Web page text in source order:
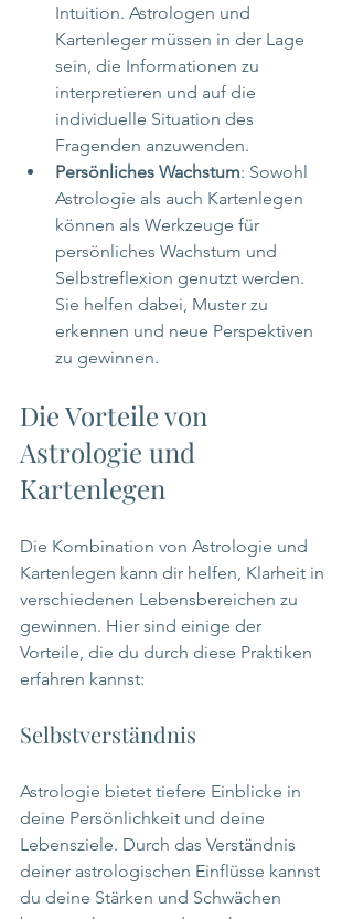
Intuition. Astrologen und
Kartenleger müssen in der Lage
sein, die Informationen zu
interpretieren und auf die
individuelle Situation des
Fragenden anzuwenden.
Persönliches Wachstum: Sowohl
Astrologie als auch Kartenlegen
können als Werkzeuge für
persönliches Wachstum und
Selbstreflexion genutzt werden.
Sie helfen dabei, Muster zu
erkennen und neue Perspektiven
zu gewinnen.
Die Vorteile von
Astrologie und
Kartenlegen
Die Kombination von Astrologie und
Kartenlegen kann dir helfen, Klarheit in
verschiedenen Lebensbereichen zu
gewinnen. Hier sind einige der
Vorteile, die du durch diese Praktiken
erfahren kannst:
Selbstverständnis
Astrologie bietet tiefere Einblicke in
deine Persönlichkeit und deine
Lebensziele. Durch das Verständnis
deiner astrologischen Einflüsse kannst
du deine Stärken und Schwächen